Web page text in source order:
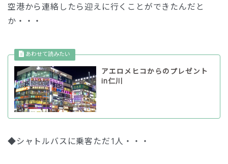
空港から連絡したら迎えに行くことができたんだと
か・・・
アエロメヒコからのプレゼント
in仁川
◆シャトルバスに乗客ただ1人・・・